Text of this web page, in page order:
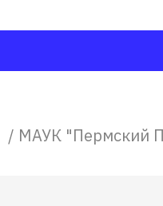
/ МАУК "Пермский